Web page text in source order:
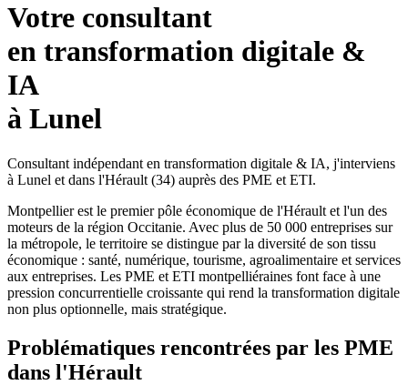
Votre consultant
en transformation digitale &
IA
à Lunel
Consultant indépendant en transformation digitale & IA, j'interviens
à Lunel et dans l'Hérault (34) auprès des PME et ETI.
Montpellier est le premier pôle économique de l'Hérault et l'un des
moteurs de la région Occitanie. Avec plus de 50 000 entreprises sur
la métropole, le territoire se distingue par la diversité de son tissu
économique : santé, numérique, tourisme, agroalimentaire et services
aux entreprises. Les PME et ETI montpelliéraines font face à une
pression concurrentielle croissante qui rend la transformation digitale
non plus optionnelle, mais stratégique.
Problématiques rencontrées par les PME
dans l'Hérault